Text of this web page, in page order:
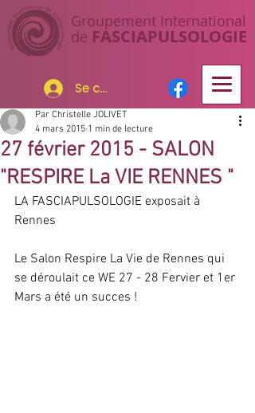
Groupement International
de FASCIAPULSOLOGIE
Se connecter
27 février 2015 - SALON
"RESPIRE La VIE RENNES "
Par Christelle JOLIVET
4 mars 2015 1 min de lecture
LA FASCIAPULSOLOGIE exposait à
Rennes
Le Salon Respire La Vie de Rennes qui
se déroulait ce WE 27 - 28 Fervier et 1er
Mars a été un succes !